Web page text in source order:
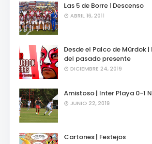
Las 5 de Borre | Descenso
ABRIL 16, 2011
Desde el Palco de Mürdok
del pasado presente
DICIEMBRE 24, 2019
Amistoso | Inter Playa 0-1
JUNIO 22, 2019
Cartones | Festejos